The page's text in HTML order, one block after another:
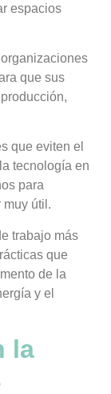
espacios
que sus
que eviten el
tecnología en
para
útil.
trabajo más
que
de la
y el
la